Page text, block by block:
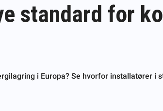
standard for
i Europa? Se hvorfor installatører